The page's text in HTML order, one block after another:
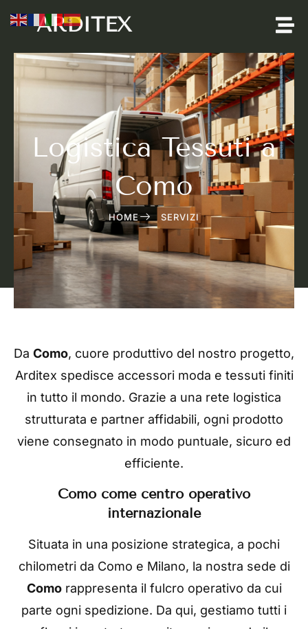
ARDITEX
Logistica Tessuti a
Como
HOME SERVIZI
Da Como, cuore produttivo del nostro progetto,
Arditex spedisce accessori moda e tessuti finiti
in tutto il mondo. Grazie a una rete logistica
strutturata e partner affidabili, ogni prodotto
viene consegnato in modo puntuale, sicuro ed
efficiente.
Como come centro operativo
internazionale
Situata in una posizione strategica, a pochi
chilometri da Como e Milano, la nostra sede di
Comorappresenta il fulcro operativo da cui
parte ogni spedizione. Da qui, gestiamo tutti i